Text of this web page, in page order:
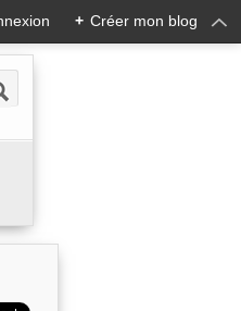
+ Créer mon blog